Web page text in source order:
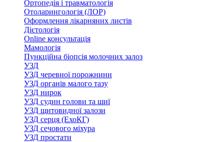
Ортопедія і травматологія
Отоларингологія (ЛОР)
Оформлення лікарняних листів
Дієтологія
Online консультація
Мамологія
Пункційна біопсія молочних залоз
УЗД
УЗД черевної порожнини
УЗД органів малого тазу
УЗД нирок
УЗД судин голови та шиї
УЗД щитовидної залози
УЗД серця (ЕхоКГ)
УЗД сечового міхура
УЗД простати